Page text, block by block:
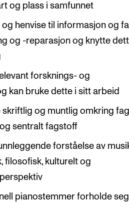
og plass i samfunnet
og henvise til informasjon og
og -reparasjon og knytte
forsknings- og
kan bruke dette i sitt arbeid
skriftlig og muntlig omkring
sentralt fagstoff
forståelse av
filosofisk, kulturelt og
pianostemmer forholde